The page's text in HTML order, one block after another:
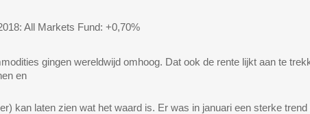
All Markets Fund: +0,70%
gingen wereldwijd omhoog. Dat ook de rente lijkt aan te
en
kan laten zien wat het waard is. Er was in januari een sterke